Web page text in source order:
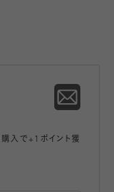
購入で+1ポイント獲